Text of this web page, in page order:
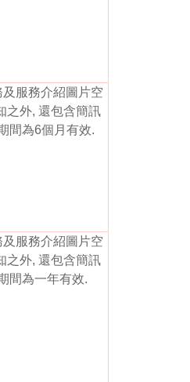
服務介紹圖片空
之外, 還包含簡訊
間為6個月有效.
服務介紹圖片空
之外, 還包含簡訊
間為一年有效.